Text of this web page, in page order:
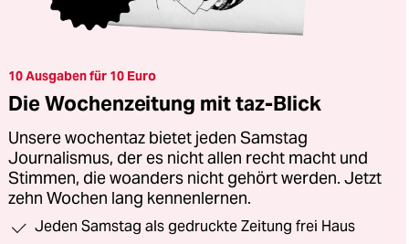
10 Ausgaben für 10 Euro
Die Wochenzeitung mit taz-Blick
Unsere wochentaz bietet jeden Samstag
Journalismus, der es nicht allen recht macht und
Stimmen, die woanders nicht gehört werden. Jetzt
zehn Wochen lang kennenlernen.
Jeden Samstag als gedruckte Zeitung frei Haus